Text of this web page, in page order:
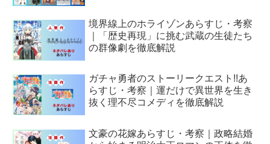
境界線上のホライゾンあらすじ・考察
｜「歴史再現」に挑む武蔵の生徒たち
の群像劇を徹底解説
ガチャ勇者のストーリークエスト!!あ
らすじ・考察｜運だけで異世界を生き
抜く理不尽コメディを徹底解説
文豪の花嫁あらすじ・考察｜政略結婚